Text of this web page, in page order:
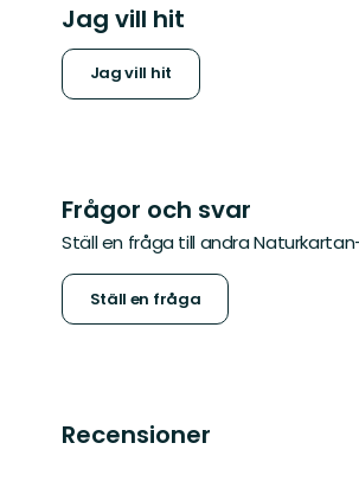
Jag vill hit
Jag vill hit
Frågor och svar
Ställ en fråga till andra
Ställ en fråga
Recensioner